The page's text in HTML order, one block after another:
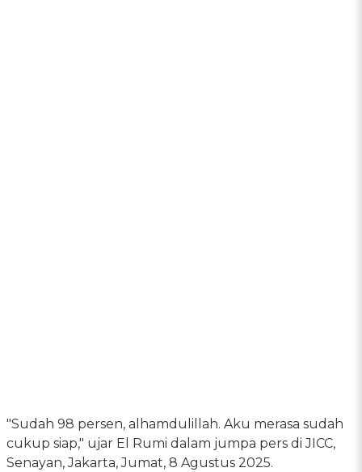
"Sudah 98 persen, alhamdulillah. Aku merasa sudah
cukup siap," ujar El Rumi dalam jumpa pers di JICC,
Senayan, Jakarta, Jumat, 8 Agustus 2025.